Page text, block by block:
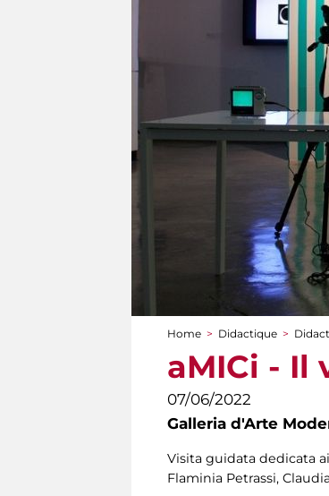
You are here
Home > Didactique >
aMICi - Il
07/06/2022
Galleria d'Arte
Visita guidata dedicata
Flaminia Petrassi,